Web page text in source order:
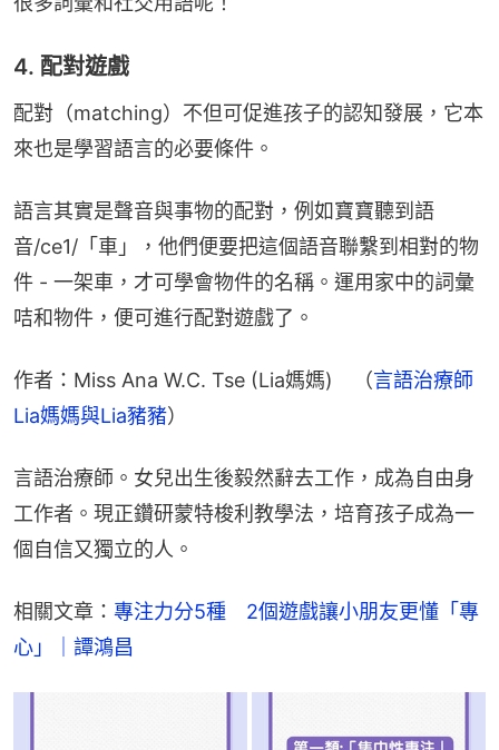
4. 配對遊戲
配對（matching）不但可促進孩子的認知發展，它本
來也是學習語言的必要條件。
語言其實是聲音與事物的配對，例如寶寶聽到語
音/ce1/「車」，他們便要把這個語音聯繫到相對的物
件 - 一架車，才可學會物件的名稱。運用家中的詞彙
咭和物件，便可進行配對遊戲了。
作者：Miss Ana W.C. Tse (Lia媽媽)　（言語治療師
Lia媽媽與Lia豬豬）
言語治療師。女兒出生後毅然辭去工作，成為自由身
工作者。現正鑽研蒙特梭利教學法，培育孩子成為一
個自信又獨立的人。
相關文章： 專注力分5種　2個遊戲讓小朋友更懂「專
心」｜譚鴻昌